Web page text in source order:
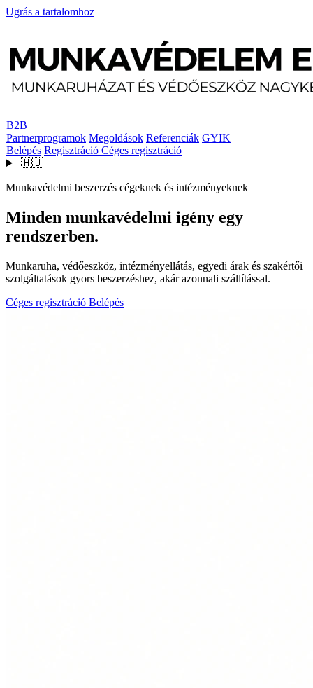
Ugrás a tartalomhoz
B2B
Partnerprogramok Megoldások Referenciák GYIK
Belépés Regisztráció Céges regisztráció
🇭🇺
Munkavédelmi beszerzés cégeknek és intézményeknek
Minden munkavédelmi igény egy
rendszerben.
Munkaruha, védőeszköz, intézményellátás, egyedi árak és szakértői
szolgáltatások gyors beszerzéshez, akár azonnali szállítással.
Céges regisztráció Belépés